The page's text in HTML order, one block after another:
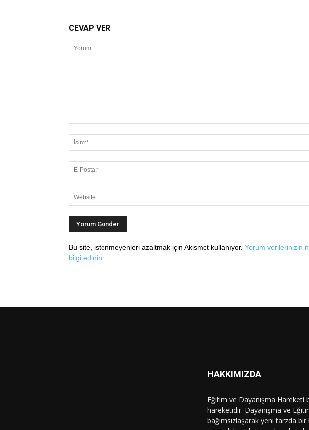
CEVAP VER
Bu site, istenmeyenleri azaltmak için Akismet kullanıyor. Yorum verilerinizin
bilgi edinin
HAKKIMIZDA
Eğitim ve Dayanışma Hareketi
hareketidir. Dayanışma ve
bağımsızlaşarak yeni tarzda